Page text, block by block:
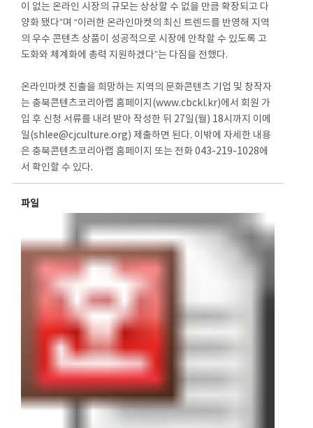
이 없는 온라인 시장의 규모는 상상할 수 없을 만큼 확장되고 다
양화 됐다”며 “이러한 온라인마켓의 최신 트렌드를 반영해 지역
의 우수 콘텐츠 상품이 성공적으로 시장에 안착할 수 있도록 고
도화와 체계화에 총력 지원하겠다”는 다짐을 전했다.
온라인마켓 진출을 희망하는 지역의 문화콘텐츠 기업 및 창작자
는 충북콘텐츠코리아랩 홈페이지(www.cbckl.kr)에서 회원 가
입 후 신청 서류를 내려 받아 작성한 뒤 27일(월) 18시까지 이메
일(shlee@cjculture.org) 제출하면 된다. 이밖에 자세한 내용
은 충북콘텐츠코리아랩 홈페이지 또는 전화 043-219-1028에
서 확인할 수 있다.
파일